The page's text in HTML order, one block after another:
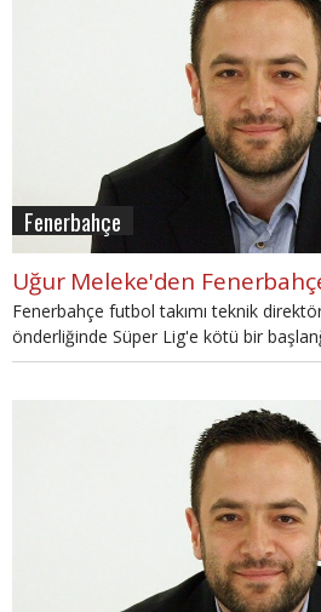
Fenerbahçe
Fenerbahçe futbol takımı teknik
önderliğinde Süper Lig'e kötü bir
haftalarda ritmini ve temposunu